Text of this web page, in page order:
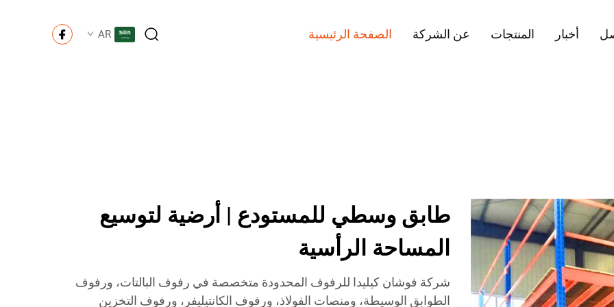
الصفحة الرئيسية عن الشركة المنتجات أخبار AR
طابق وسطي للمستودع | أرضية لتوسيع
المساحة الرأسية
شركة فوشان كيليدا للرفوف المحدودة متخصصة في رفوف البالتات، ورفوف
الطوابق الوسيطة، ومنصات الفولاذ، ورفوف الكانتيليفر، ورفوف التخزين